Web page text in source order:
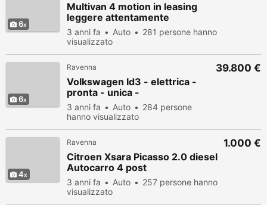
6
Multivan 4 motion in leasing
leggere attentamente
3 anni fa Auto
281 persone hanno
visualizzato
6
Ravenna
Volkswagen Id3 - elettrica -
pronta - unica -
3 anni fa Auto
284 persone
hanno visualizzato
39.800 €
4
Ravenna
Citroen Xsara Picasso 2.0 diesel
Autocarro 4 post
3 anni fa Auto
257 persone hanno
visualizzato
1.000 €